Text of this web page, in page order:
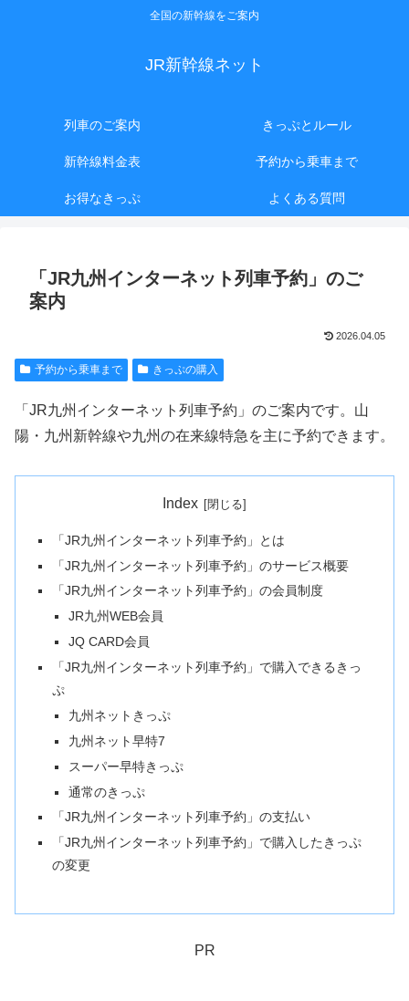
全国の新幹線をご案内
JR新幹線ネット
列車のご案内 きっぷとルール
新幹線料金表 予約から乗車まで
お得なきっぷ よくある質問
「JR九州インターネット列車予約」のご
案内
2026.04.05
予約から乗車まで きっぷの購入
「JR九州インターネット列車予約」のご案内です。山
陽・九州新幹線や九州の在来線特急を主に予約できます。
Index
「JR九州インターネット列車予約」とは
「JR九州インターネット列車予約」のサービス概要
「JR九州インターネット列車予約」の会員制度
JR九州WEB会員
JQ CARD会員
「JR九州インターネット列車予約」で購入できるきっ
ぷ
九州ネットきっぷ
九州ネット早特7
スーパー早特きっぷ
通常のきっぷ
「JR九州インターネット列車予約」の支払い
「JR九州インターネット列車予約」で購入したきっぷ
の変更
PR